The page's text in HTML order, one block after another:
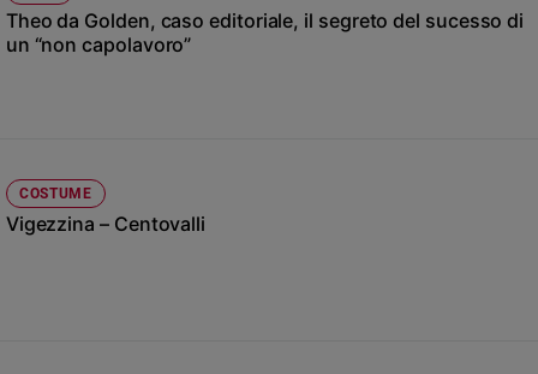
del
Società
e
valori
Theo da Golden, caso editoriale, il segreto del sucesso di
un “non capolavoro”
COSTUME
Vigezzina – Centovalli